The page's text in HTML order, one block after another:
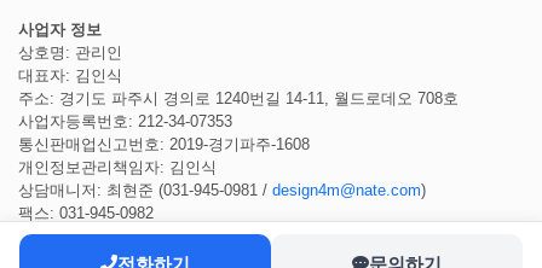
전화하기 문의하기
사업자 정보
상호명: 관리인
대표자: 김인식
주소: 경기도 파주시 경의로 1240번길 14-11, 월드로데오 708호
사업자등록번호: 212-34-07353
통신판매업신고번호: 2019-경기파주-1608
개인정보관리책임자: 김인식
상담매니저: 최현준 (031-945-0981 / design4m@nate.com)
팩스: 031-945-0982